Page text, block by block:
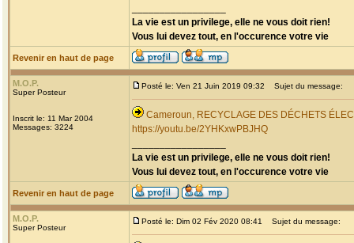
La vie est un privilege, elle ne vous doit rien!
Vous lui devez tout, en l'occurence votre vie
Revenir en haut de page
M.O.P.
Super Posteur
Inscrit le: 11 Mar 2004
Messages: 3224
Posté le: Ven 21 Juin 2019 09:32 Sujet du message:
Cameroun, RECYCLAGE DES DÉCHETS
https://youtu.be/2YHKxwPBJHQ
La vie est un privilege, elle ne vous doit rien!
Vous lui devez tout, en l'occurence votre vie
Revenir en haut de page
M.O.P.
Super Posteur
Posté le: Dim 02 Fév 2020 08:41 Sujet du message: